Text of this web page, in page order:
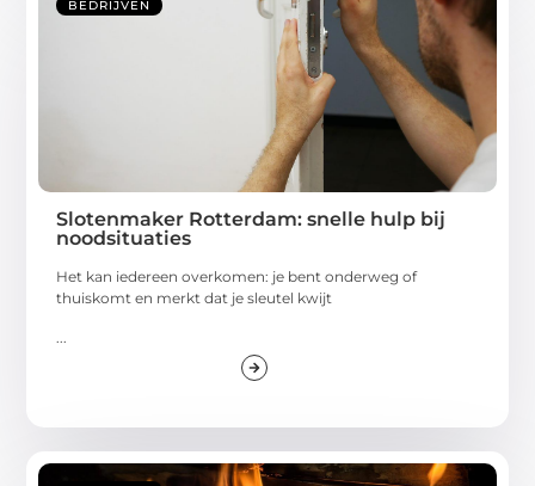
BEDRIJVEN
Slotenmaker Rotterdam: snelle hulp bij
noodsituaties
Het kan iedereen overkomen: je bent onderweg of
thuiskomt en merkt dat je sleutel kwijt